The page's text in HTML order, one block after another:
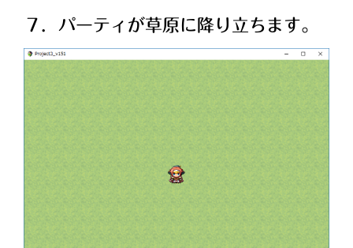
７．パーティが草原に降り立ちます。